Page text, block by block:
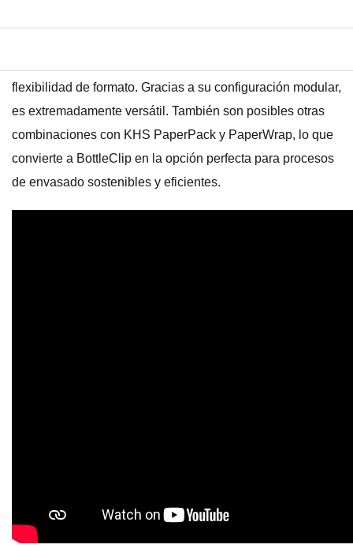
flexibilidad de formato. Gracias a su configuración modular,
es extremadamente versátil. También son posibles otras
combinaciones con KHS PaperPack y PaperWrap, lo que
convierte a BottleClip en la opción perfecta para procesos
de envasado sostenibles y eficientes.